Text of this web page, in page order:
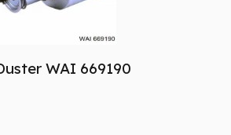
WAI 669190